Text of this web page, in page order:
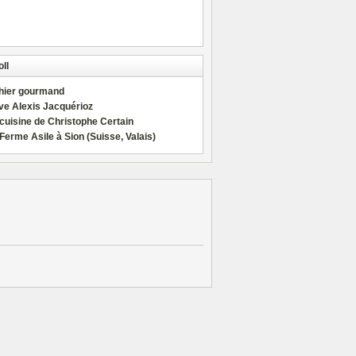
gourmand
Alexis Jacquérioz
de Christophe Certain
Asile à Sion (Suisse, Valais)